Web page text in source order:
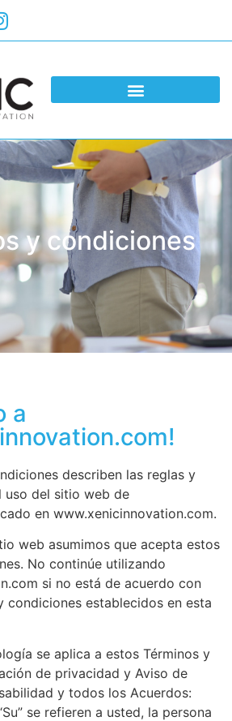
y condiciones
a
describen las reglas y
uso del sitio web de
en www.xenicinnovation.com.
web asumimos que acepta estos
No continúe utilizando
si no está de acuerdo con
condiciones establecidos en esta
se aplica a estos Términos y
de privacidad y Aviso de
y todos los Acuerdos:
se refieren a usted, la persona